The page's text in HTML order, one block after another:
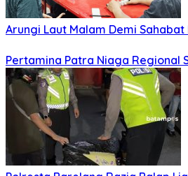
Arungi Laut Malam Demi Sahabat
Pertamina Patra Niaga Regional